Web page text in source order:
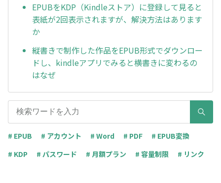
EPUBをKDP（Kindleストア）に登録して見ると
表紙が2回表示されますが、解決方法はあります
か
縦書きで制作した作品をEPUB形式でダウンロー
ドし、kindleアプリでみると横書きに変わるの
はなぜ
# EPUB # アカウント # Word # PDF
# EPUB変換
# KDP
# パスワード # 月額プラン # 容量制限 # リンク